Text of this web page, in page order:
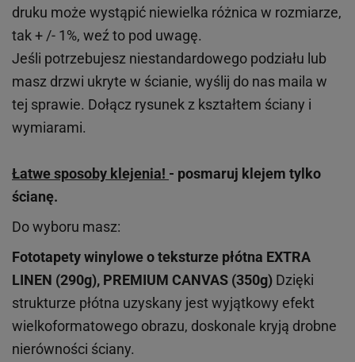
druku może wystąpić niewielka różnica w rozmiarze,
tak + /- 1%, weź to pod uwagę.
Jeśli potrzebujesz niestandardowego podziału lub
masz drzwi ukryte w ścianie, wyślij do nas maila w
tej sprawie. Dołącz rysunek z kształtem ściany i
wymiarami.
Łatwe sposoby klejenia! - posmaruj klejem tylko
ścianę.
Do wyboru masz:
Fototapety winylowe oteksturze płótna EXTRA
LINEN (290g), PREMIUM CANVAS (350g) Dzięki
strukturze płótna uzyskany jest wyjątkowy efekt
wielkoformatowego obrazu, doskonale kryją drobne
nierówności ściany.